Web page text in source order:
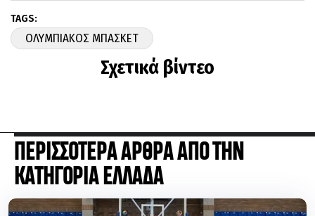
TAGS:
ΟΛΥΜΠΙΑΚΟΣ ΜΠΑΣΚΕΤ
Σχετικά βίντεο
ΠΕΡΙΣΣΟΤΕΡΑ ΑΡΘΡΑ ΑΠΟ ΤΗΝ
ΚΑΤΗΓΟΡΙΑ ΕΛΛΑΔΑ